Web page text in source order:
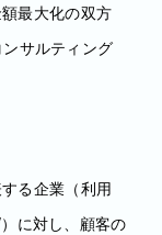
最大化の双方
サルティング
る企業（利用
に対し、顧客の